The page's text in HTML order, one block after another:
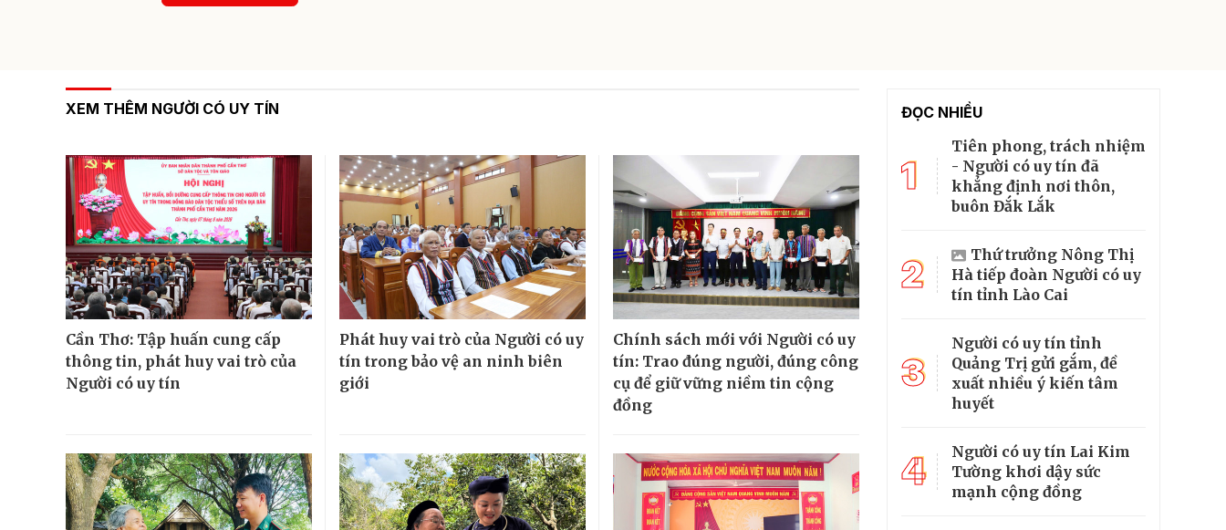
XEM THÊM NGƯỜI CÓ UY TÍN
Cần Thơ: Tập huấn cung cấp
thông tin, phát huy vai trò của
Người có uy tín
Phát huy vai trò của Người có uy
tín trong bảo vệ an ninh biên
giới
Chính sách mới với Người có uy
tín: Trao đúng người, đúng công
cụ để giữ vững niềm tin cộng
đồng
ĐỌC NHIỀU
1
Tiên phong, trách nhiệm
- Người có uy tín đã
khẳng định nơi thôn,
buôn Đắk Lắk
2
Thứ trưởng Nông Thị
Hà tiếp đoàn Người có uy
tín tỉnh Lào Cai
3
Người có uy tín tỉnh
Quảng Trị gửi gắm, đề
xuất nhiều ý kiến tâm
huyết
4
Người có uy tín Lai Kim
Tường khơi dậy sức
mạnh cộng đồng